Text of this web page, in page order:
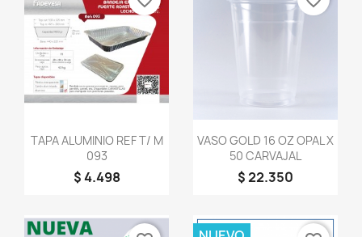
Vista rápida
TAPA ALUMINIO REF T/ M
093
$ 4.498
Vista rápida
VASO GOLD 16 OZ OPAL X
50 CARVAJAL
$ 22.350